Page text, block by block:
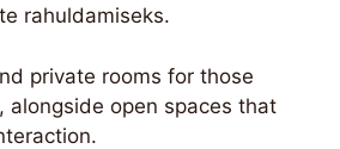
rahuldamiseks.
private rooms for those
alongside open spaces that